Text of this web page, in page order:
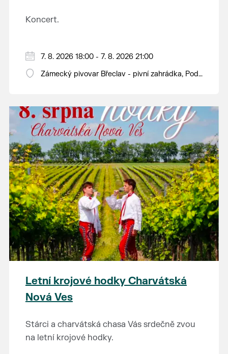
Koncert.
7. 8. 2026 18:00 - 7. 8. 2026 21:00
Zámecký pivovar Břeclav - pivní zahrádka, Pod
Letní krojové hodky Charvátská
Nová Ves
Stárci a charvátská chasa Vás srdečně zvou
na letní krojové hodky.